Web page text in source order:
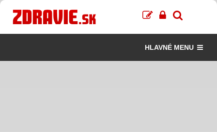
HLAVNÉ MENU